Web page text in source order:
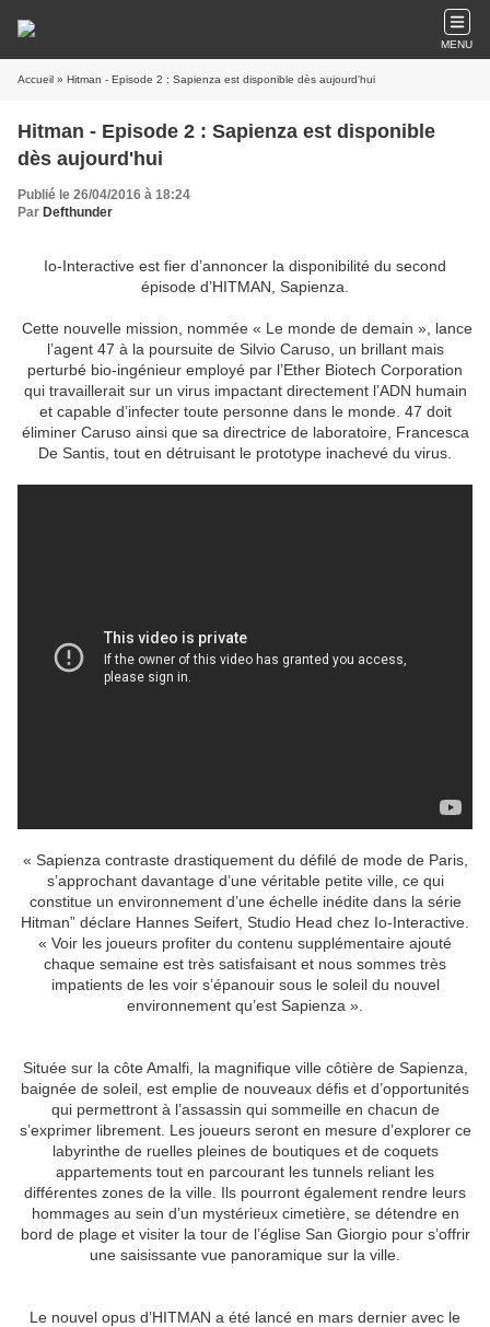
MENU
Accueil
Hitman - Episode 2 : Sapienza est disponible
Publié le 26/04/2016 à 18:24
Par Defthunder
Io-Interactive est fier d’annoncer la disponibilité du second
épisode d’HITMAN, Sapienza.
Cette nouvelle mission, nommée « Le monde de demain », lance
l’agent 47 à la poursuite de Silvio Caruso, un brillant mais
perturbé bio-ingénieur employé par l’Ether Biotech Corporation
qui travaillerait sur un virus impactant directement l’ADN humain
et capable d’infecter toute personne dans le monde. 47 doit
éliminer Caruso ainsi que sa directrice de laboratoire, Francesca
De Santis, tout en détruisant le prototype inachevé du virus.
« Sapienza contraste drastiquement du défilé de mode de Paris,
s’approchant davantage d’une véritable petite ville, ce qui
constitue un environnement d’une échelle inédite dans la série
Hitman” déclare Hannes Seifert, Studio Head chez Io-Interactive.
« Voir les joueurs profiter du contenu supplémentaire ajouté
chaque semaine est très satisfaisant et nous sommes très
impatients de les voir s’épanouir sous le soleil du nouvel
environnement qu’est Sapienza ».
Située sur la côte Amalfi, la magnifique ville côtière de Sapienza,
baignée de soleil, est emplie de nouveaux défis et d’opportunités
qui permettront à l’assassin qui sommeille en chacun de
s’exprimer librement. Les joueurs seront en mesure d’explorer ce
labyrinthe de ruelles pleines de boutiques et de coquets
appartements tout en parcourant les tunnels reliant les
différentes zones de la ville. Ils pourront également rendre leurs
hommages au sein d’un mystérieux cimetière, se détendre en
bord de plage et visiter la tour de l’église San Giorgio pour s’offrir
une saisissante vue panoramique sur la ville.
Le nouvel opus d’HITMAN a été lancé en mars dernier avec le